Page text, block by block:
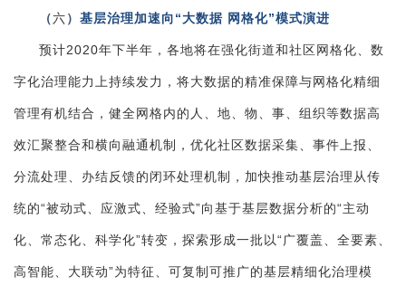
（六） 基层治理加速向“大数据 网格化”模式演进
预计2020年下半年，各地将在强化街道和社区网格化、数
字化治理能力上持续发力，将大数据的精准保障与网格化精细
管理有机结合，健全网格内的人、地、物、事、组织等数据高
效汇聚整合和横向融通机制，优化社区数据采集、事件上报、
分流处理、办结反馈的闭环处理机制，加快推动基层治理从传
统的“被动式、应激式、经验式”向基于基层数据分析的“主动
化、常态化、科学化”转变，探索形成一批以“广覆盖、全要素、
高智能、大联动”为特征、可复制可推广的基层精细化治理模